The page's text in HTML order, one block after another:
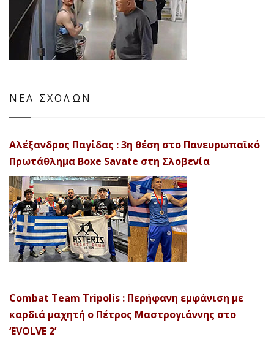
ΝΕΑ ΣΧΟΛΩΝ
Αλέξανδρος Παγίδας : 3η θέση στο Πανευρωπαϊκό
Πρωτάθλημα Boxe Savate στη Σλοβενία
Combat Team Tripolis : Περήφανη εμφάνιση με
καρδιά μαχητή ο Πέτρος Μαστρογιάννης στο
‘EVOLVE 2’